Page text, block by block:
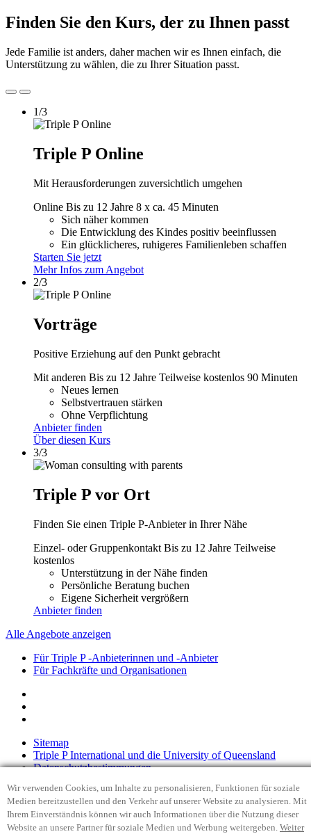
Wir verwenden Cookies, um Inhalte zu personalisieren, Funktionen für soziale
Medien bereitzustellen und den Verkehr auf unserer Website zu analysieren. Mit
Ihrem Einverständnis können wir auch Informationen über die Nutzung dieser
Website an unsere Partner für soziale Medien und Werbung weitergeben. Weiter
Finden Sie den Kurs, der zu Ihnen passt
Jede Familie ist anders, daher machen wir es Ihnen einfach, die
Unterstützung zu wählen, die zu Ihrer Situation passt.
1/3
Triple P Online
Mit Herausforderungen zuversichtlich umgehen
Online Bis zu 12 Jahre 8 x ca. 45 Minuten
Sich näher kommen
Die Entwicklung des Kindes positiv beeinflussen
Ein glücklicheres, ruhigeres Familienleben schaffen
Starten Sie jetzt
Mehr Infos zum Angebot
2/3
Vorträge
Positive Erziehung auf den Punkt gebracht
Mit anderen Bis zu 12 Jahre Teilweise kostenlos 90 Minuten
Neues lernen
Selbstvertrauen stärken
Ohne Verpflichtung
Anbieter finden
Über diesen Kurs
3/3
Triple P vor Ort
Finden Sie einen Triple P-Anbieter in Ihrer Nähe
Einzel- oder Gruppenkontakt Bis zu 12 Jahre Teilweise
kostenlos
Unterstützung in der Nähe finden
Persönliche Beratung buchen
Eigene Sicherheit vergrößern
Anbieter finden
Alle Angebote anzeigen
Für Triple P -Anbieterinnen und -Anbieter
Für Fachkräfte und Organisationen
Sitemap
Triple P International und die University of Queensland
Datenschutzbestimmungen
Haftungsausschluss
Copyright
Kontakt